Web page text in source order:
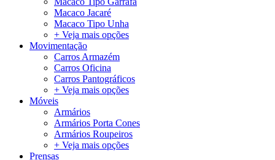
Macaco Jacaré
Macaco Tipo Unha
+ Veja mais opções
Movimentação
Carros Armazém
Carros Oficina
Carros Pantográficos
+ Veja mais opções
Móveis
Armários
Armários Porta Cones
Armários Roupeiros
+ Veja mais opções
Prensas